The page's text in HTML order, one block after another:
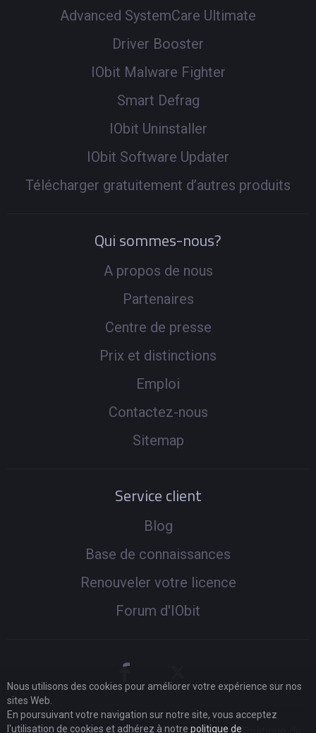
Advanced SystemCare Ultimate
Driver Booster
IObit Malware Fighter
Smart Defrag
IObit Uninstaller
IObit Software Updater
Télécharger gratuitement d’autres produits
Qui sommes-nous?
A propos de nous
Partenaires
Centre de presse
Prix et distinctions
Emploi
Contactez-nous
Sitemap
Service client
Blog
Base de connaissances
Renouveler votre licence
Forum d'IObit
Nous utilisons des cookies pour améliorer votre expérience sur nos
sites Web.
En poursuivant votre navigation sur notre site, vous acceptez
l'utilisation de cookies et adhérez à notre politique de